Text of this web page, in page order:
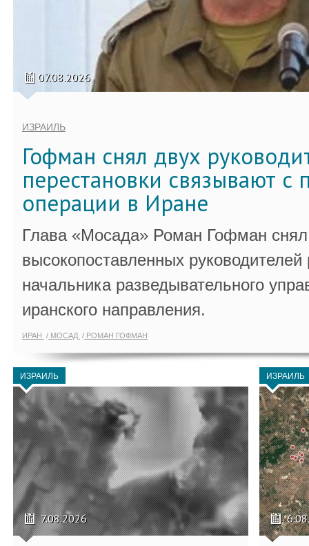
07.08.2026
ИЗРАИЛЬ
Гофман снял двух
перестановки связывают с
операции в Иране
Глава «Мосада» Роман Гофман снял
высокопоставленных
начальника разведывательного
иранского направления.
ИРАН МОСАД РОМАН ГОФМАН
ИЗРАИЛЬ
7.08.2026
ИЗРАИЛЬ